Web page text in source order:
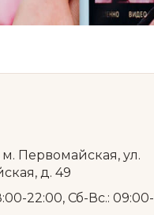
м. Первомайская, ул.
д. 49
22:00, Сб-Вс.: 09:00-